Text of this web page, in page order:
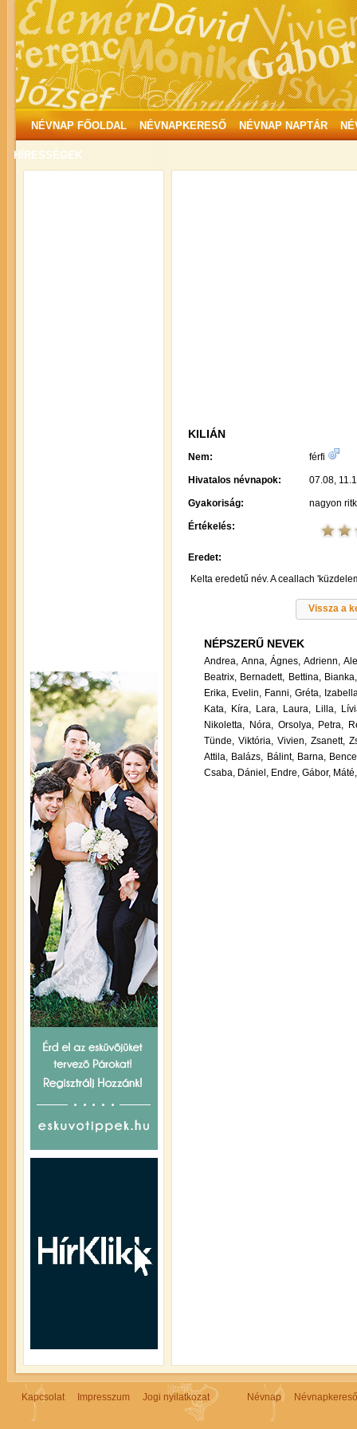
NÉVNAP FŐOLDAL NÉVNAPKERESŐ NÉVNAP NAPTÁR
HÍRESSÉGEK
KILIÁN
Nem: férfi
Hivatalos névnapok: 07.08,
Gyakoriság: nagyon
Értékelés:
Eredet:
Kelta eredetű név. A ceallach
Vissza a
NÉPSZERŰ NEVEK
Andrea, Anna, Ágnes, Adrienn,
Beatrix, Bernadett, Bettina, Bianka,
Erika, Evelin, Fanni, Gréta,
Kata, Kíra, Lara, Laura, Lilla,
Nikoletta, Nóra, Orsolya, Petra,
Tünde, Viktória, Vivien, Zsanett,
Attila, Balázs, Bálint, Barna,
Csaba, Dániel, Endre, Gábor, Máté,
Kapcsolat Impresszum Jogi nyilatkozat Névnap Névnapkereső